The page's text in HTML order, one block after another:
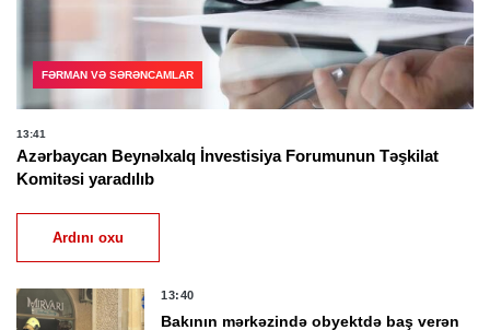
FƏRMAN VƏ SƏRƏNCAMLAR
13:41
Azərbaycan Beynəlxalq İnvestisiya Forumunun Təşkilat
Komitəsi yaradılıb
Ardını oxu
13:40
Bakının mərkəzində obyektdə baş verən